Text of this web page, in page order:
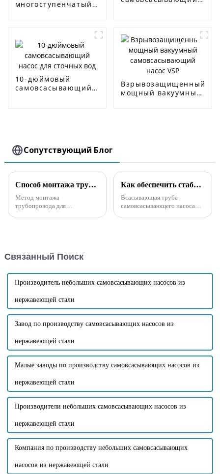
многоступенчатый
10-дюймовый
самовсасывающий
Взрывозащищенный
мощный вакуумный
Сопутствующий Блог
Способ монтажа трубопровода самовсасывающего канализационного насоса
Метод монтажа
трубопровода для
самовсасывающего
принцип заключается в
использовании скорости
Как обеспечить стабильную подачу и напор самовсасывающего насоса ZW во время эксплуатации?
Всасывающая труба
самовсасывающего насоса
Связанный Поиск
Производитель небольших самовсасывающих насосов из
нержавеющей стали
Завод по производству самовсасывающих насосов из
нержавеющей стали
Малые заводы по производству самовсасывающих насосов из
нержавеющей стали
Производители небольших самовсасывающих насосов из
нержавеющей стали
Компания по производству небольших самовсасывающих
насосов из нержавеющей стали